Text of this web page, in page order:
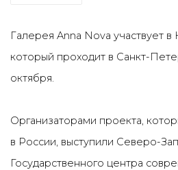
Галерея Anna Nova участвует
который проходит в Санкт-
октября.
Организаторами проекта,
в России, выступили Северо-
Государственного центра